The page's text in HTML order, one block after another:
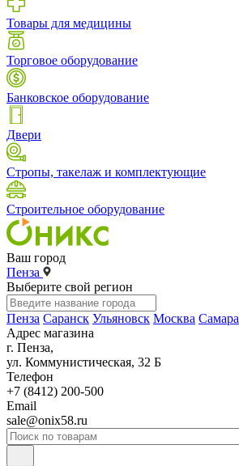
Товары для медицины
Торговое оборудование
Банковское оборудование
Двери
Стропы, такелаж и комплектующие
Строительное оборудование
Ваш город
Пенза
Выберите свой регион
Пенза Саранск Ульяновск Москва Самара
Адрес магазина
г. Пенза,
ул. Коммунистическая, 32 Б
Телефон
+7 (8412) 200-500
Email
sale@onix58.ru